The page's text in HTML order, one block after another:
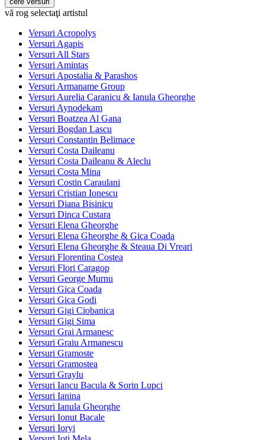
vă rog selectaţi artistul
Versuri Acropolys
Versuri Agapis
Versuri All Stars
Versuri Amintas
Versuri Apostalia & Parashos
Versuri Armaname Group
Versuri Aurelia Caranicu & Ianula Gheorghe
Versuri Aynodekam
Versuri Boatzea Al Gana
Versuri Bogdan Lascu
Versuri Constantin Belimace
Versuri Costa Daileanu
Versuri Costa Daileanu & Aleclu
Versuri Costa Mina
Versuri Costin Caraulani
Versuri Cristian Ionescu
Versuri Diana Bisinicu
Versuri Dinca Custara
Versuri Elena Gheorghe
Versuri Elena Gheorghe & Gica Coada
Versuri Elena Gheorghe & Steaua Di Vreari
Versuri Florentina Costea
Versuri Flori Caragop
Versuri George Murnu
Versuri Gica Coada
Versuri Gica Godi
Versuri Gigi Ciobanica
Versuri Gigi Sima
Versuri Grai Armanesc
Versuri Graiu Armanescu
Versuri Gramoste
Versuri Gramostea
Versuri Graylu
Versuri Iancu Bacula & Sorin Lupci
Versuri Ianina
Versuri Ianula Gheorghe
Versuri Ionut Bacale
Versuri Ioryi